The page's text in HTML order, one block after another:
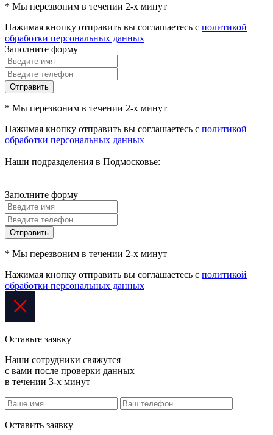
* Мы перезвоним в течении 2-х минут
Нажимая кнопку отправить вы соглашаетесь с политикой
обработки персональных данных
Заполните форму
Отправить
* Мы перезвоним в течении 2-х минут
Нажимая кнопку отправить вы соглашаетесь с политикой
обработки персональных данных
Наши подразделения в Подмосковье:
Заполните форму
Отправить
* Мы перезвоним в течении 2-х минут
Нажимая кнопку отправить вы соглашаетесь с политикой
обработки персональных данных
Оставьте заявку
Наши сотрудники свяжутся
с вами после проверки данных
в течении 3-х минут
Оставить заявку